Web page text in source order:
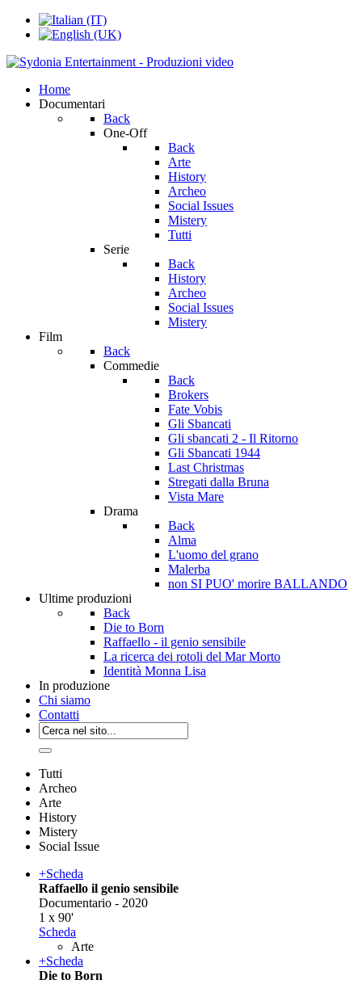
Home
Documentari
Back
One-Off
Back
Arte
History
Archeo
Social Issues
Mistery
Tutti
Serie
Back
History
Archeo
Social Issues
Mistery
Film
Back
Commedie
Back
Brokers
Fate Vobis
Gli Sbancati
Gli sbancati 2 - Il Ritorno
Gli Sbancati 1944
Last Christmas
Stregati dalla Bruna
Vista Mare
Drama
Back
Alma
L'uomo del grano
Malerba
non SI PUO' morire BALLANDO
Ultime produzioni
Back
Die to Born
Raffaello - il genio sensibile
La ricerca dei rotoli del Mar Morto
Identità Monna Lisa
In produzione
Chi siamo
Contatti
Tutti
Archeo
Arte
History
Mistery
Social Issue
+Scheda
Raffaello il genio sensibile
Documentario - 2020
1 x 90'
Scheda
Arte
+Scheda
Die to Born